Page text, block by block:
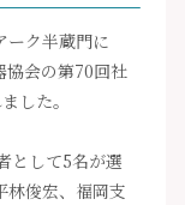
ーク半蔵門に
協会の第70回社
した。
として5名が選
林俊宏、福岡支